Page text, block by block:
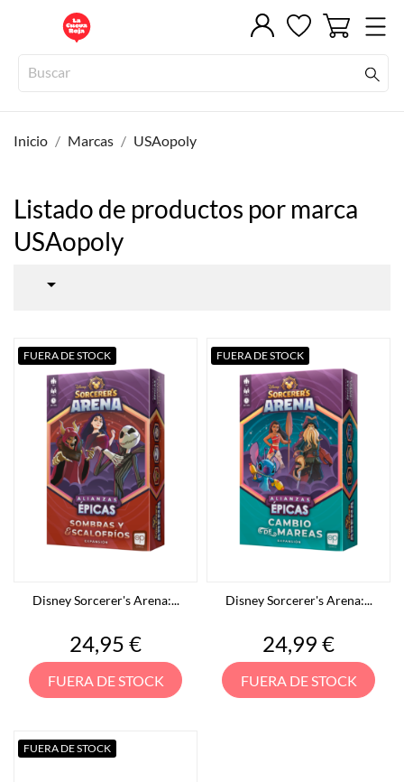
Inicio Marcas USAopoly
Listado de productos por marca
USAopoly

Disney Sorcerer's Arena:...
Precio
24,95 €
FUERA DE STOCK
FUERA DE STOCK
Disney Sorcerer's Arena:...
Precio
24,99 €
FUERA DE STOCK
FUERA DE STOCK
FUERA DE STOCK